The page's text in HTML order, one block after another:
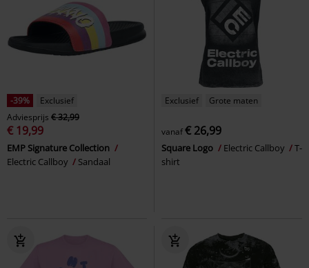
-39%
Exclusief
Adviesprijs € 32,99
€ 19,99
EMP Signature Collection
Electric Callboy
Sandaal
Exclusief Grote maten
vanaf€ 26,99
Square Logo Electric Callboy
T-
shirt